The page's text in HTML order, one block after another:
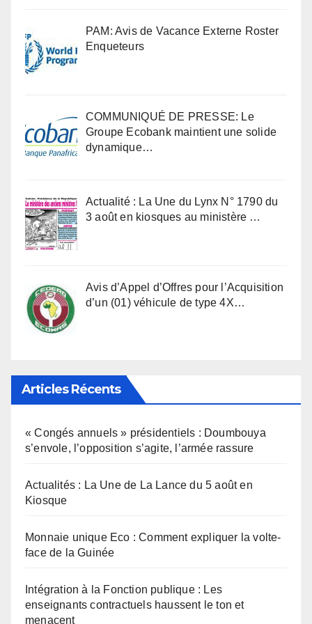
PAM: Avis de Vacance Externe Roster
Enqueteurs
COMMUNIQUÉ DE PRESSE: Le
Groupe Ecobank maintient une solide
dynamique…
Actualité : La Une du Lynx N° 1790 du
3 août en kiosques au ministère …
Avis d’Appel d’Offres pour l’Acquisition
d’un (01) véhicule de type 4X…
Articles Récents
« Congés annuels » présidentiels : Doumbouya
s’envole, l’opposition s’agite, l’armée rassure
Actualités : La Une de La Lance du 5 août en
Kiosque
Monnaie unique Eco : Comment expliquer la volte-
face de la Guinée
Intégration à la Fonction publique : Les
enseignants contractuels haussent le ton et
menacent